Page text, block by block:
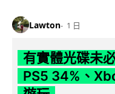
Lawton 1 日
有實體光碟未
PS5 34%、